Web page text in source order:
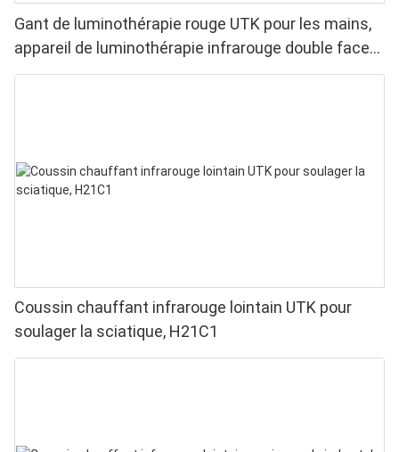
Gant de luminothérapie rouge UTK pour les mains,
appareil de luminothérapie infrarouge double face
pour soulager les douleurs aux doigts et aux
Coussin chauffant infrarouge lointain UTK pour
soulager la sciatique, H21C1